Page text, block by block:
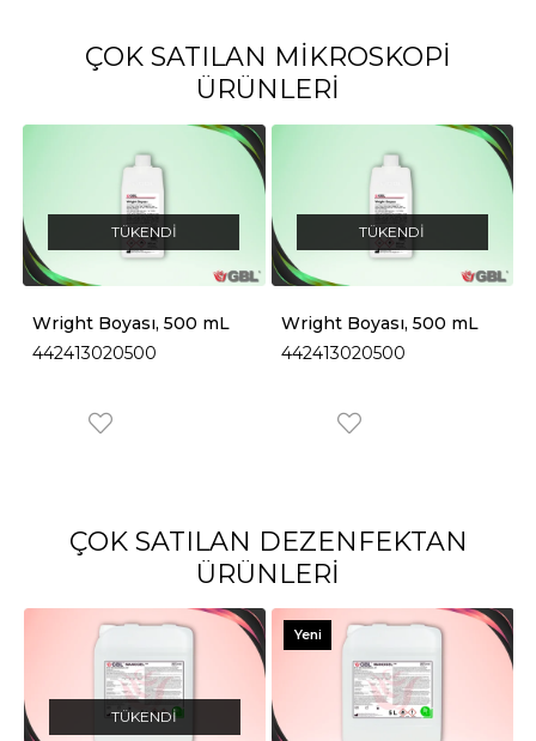
ÇOK SATILAN MIKROSKOPI
ÜRÜNLERI
TÜKENDI
Wright Boyası, 500 mL
442413020500
TÜKENDI
Wright Boyası, 500 mL
442413020500
ÇOK SATILAN DEZENFEKTAN
ÜRÜNLERI
TÜKENDI
Yeni